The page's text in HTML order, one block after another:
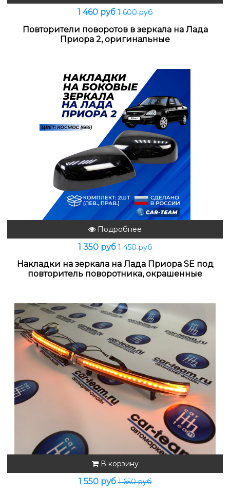
1 460 руб1 600 руб
Повторители поворотов в зеркала на Лада
Приора 2, оригинальные
Подробнее
1 350 руб1 450 руб
Накладки на зеркала на Лада Приора SE под
повторитель поворотника, окрашенные
В корзину
1 550 руб1 650 руб